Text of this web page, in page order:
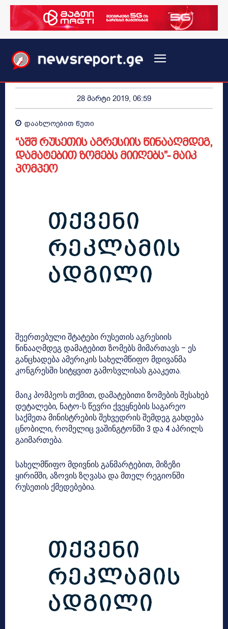
28 მარტი 2019, 06:59
დაახლოებით წუთი
“აშშ რუსეთის აგრესიის წინააღმდეგ,
დამატებით ზომებს მიიღებს”- მაიკ
პომპეო
შეერთებული შტატები რუსეთის აგრესიის
წინააღმდეგ დამატებით ზომებს მიმართავს – ეს
განცხადება ამერიკის სახელმწიფო მდივანმა
კონგრესში სიტყვით გამოსვლისას გააკეთა.
მაიკ პომპეოს თქმით, დამატებითი ზომების შესახებ
დეტალები, ნატო-ს წევრი ქვეყნების საგარეო
საქმეთა მინისტრების შეხვედრის შემდეგ გახდება
ცნობილი, რომელიც ვაშინგტონში 3 და 4 აპრილს
გაიმართება.
სახელმწიფო მდივნის განმარტებით, მიზეზი
ყირიმში, აზოვის ზღვასა და მთელ რეგიონში
რუსეთის ქმედებებია.